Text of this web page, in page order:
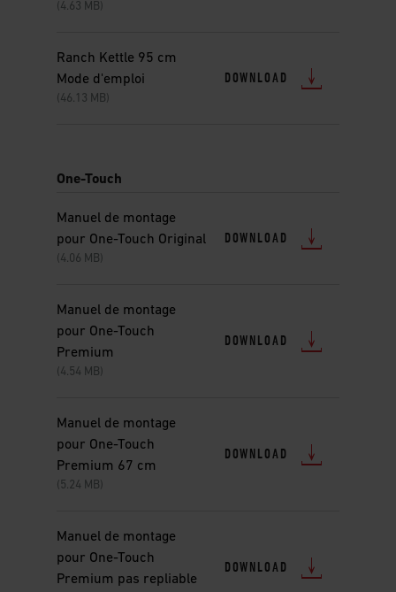
(4.63 MB)
Ranch Kettle 95 cm
Mode d'emploi
(46.13 MB)
DOWNLOAD
One-Touch
Manuel de montage
pour One-Touch Original
(4.06 MB)
DOWNLOAD
Manuel de montage
pour One-Touch
Premium
(4.54 MB)
DOWNLOAD
Manuel de montage
pour One-Touch
Premium 67 cm
(5.24 MB)
DOWNLOAD
Manuel de montage
pour One-Touch
Premium pas repliable
DOWNLOAD